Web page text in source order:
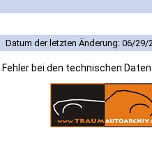
Datum der letzten Änderung: 06/29/
Fehler bei den technischen